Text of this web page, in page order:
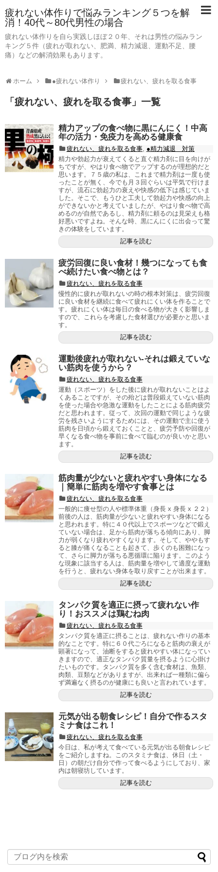
疲れない体作りで悩みランキング５つを解
消！40代～80代男性の場合
疲れない体作りを自ら実践しほぼ２０年、それは男性の悩みラン
キング５件（疲れが取れない、肥満、精力減退、運動不足、腰
痛）などの解消効果もあります。
ホーム ●疲れない体作り 疲れない、疲れを取る食事
「 疲れない、疲れを取る食事 」 一覧
精力アップの食べ物に黒にんにく！中高
年の活力・免疫力を高める健康食
疲れない、疲れを取る食事, ●精力減退 対策
精力や勃起力が衰えてくると直ぐ精力剤に目を向けが
ちですが、やはり食べ物でアップするのが理想的だと
思います。７５歳の私は、これまで精力剤は一度も使
ったことが無く、今でも月３回ぐらいは平気で行けま
すが、流石に勃起力の衰えや快感の低下は感じていま
した。そこで、もうひと工夫して勃起力や快感の向上
ができないかと考えていましたが、やはり食べ物で高
めるのが自然であるし、精力剤に頼るのは見栄えも格
好悪いですよね。そんな時、黒にんにくに出会って驚
きの体験をしています。
記事を読む
疲労回復に良い食材！幾つになっても食
べ続けたい食べ物とは？
疲れない、疲れを取る食事
慢性的に疲れが取れないの時の根本対策は、疲労回復
に良い食材を継続に食べて疲れにくい体を作ることで
す。疲れにくい体は毎日の食べる物が大きく影響しま
すので、これらを考慮した食材選びが必要かと思いま
す。
記事を読む
運動後疲れが取れない-それは鍛えていな
い筋肉を使うから？
疲れない、疲れを取る食事
運動（スポーツ）をした後に疲れが取れないことはよ
くあることですが、その殆どは普段鍛えていない筋肉
を使った場合や急激な運動をしたことによる筋肉疲労
だと思われます。従って、次回の運動で同じような疲
労を残さいようにするためには、その運動で主に使う
筋肉を日頃から鍛えておくことと、疲労予防や回復が
早くなる食べ物を事前に食べて臨むのが良いかと思い
ます。
記事を読む
筋肉量が少ないと疲れやすい身体になる
｜簡単に筋肉を増やす食事とは
疲れない、疲れを取る食事
一般的に痩せ型の人や標準体重（身長 x 身長 x ２２）
前後の人は、筋肉量が少ないと疲れやすい身体になる
と思われます。特に４０代以上でスポーツなどで鍛え
ていない場合は、足から筋肉が落ちる傾向にあり、脚
力が弱くなり疲れやすくなります。そして、ややもす
ると膝が痛くなることも起きて、歩くのも困難になっ
て、さらに脚力が落ちる悪循環に陥ります。このよう
な現象に該当する人は、筋肉量を増やして適度な運動
を行うと、疲れない身体を取り戻すことが出来ます。
記事を読む
タンパク質を適正に摂って疲れない作
り！おススメは鶏むね肉
疲れない、疲れを取る食事
タンパク質を適正に摂ることは、疲れない作りの基本
的なことです。特に６０代ごろになると筋肉の衰えが
顕著になって、油断をすると疲れやすい体になってい
きますので、適正なタンパク質量を摂るように心掛け
たいものです。タンパク質を多く含む食材は、魚類、
肉類、豆類などがありますが、出来れば一種類に偏ら
ず満遍なく摂るのが健康にも良いと言われています。
記事を読む
元気が出る朝食レシピ！自分で作るスタ
ミナ食はこれ！
疲れない、疲れを取る食事
今日は、私が考えて食べている元気が出る朝食レシピ
をご紹介しますね。このスタミナ食は、休日（土・
日）の朝だけ自分で作って食べるようにしており、家
内は朝寝坊しています。
記事を読む